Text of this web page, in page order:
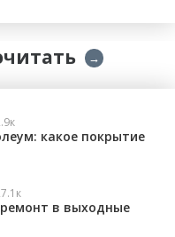
→
какое покрытие
в выходные